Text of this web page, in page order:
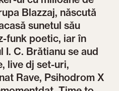
Blazzaj, născută
sunetul său
funk poetic, iar în
I. C. Brătianu se aud
live dj set-uri,
Rave, Psihodrom X